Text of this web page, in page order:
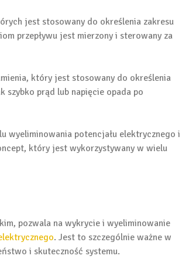
jest stosowany do określenia zakresu
przepływu jest mierzony i sterowany za
który jest stosowany do określenia
szybko prąd lub napięcie opada po
wyeliminowania potencjału elektrycznego i
który jest wykorzystywany w wielu
pozwala na wykrycie i wyeliminowanie
. Jest to szczególnie ważne w
i skuteczność systemu.